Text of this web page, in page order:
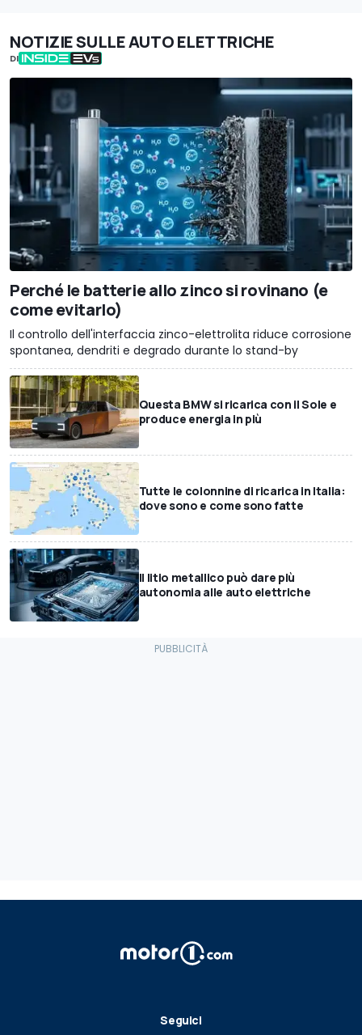
NOTIZIE SULLE AUTO ELETTRICHE
DI
Perché le batterie allo zinco si rovinano (e
come evitarlo)
Il controllo dell'interfaccia zinco-elettrolita riduce corrosione
spontanea, dendriti e degrado durante lo stand-by
Questa BMW si ricarica con il Sole e
produce energia in più
Tutte le colonnine di ricarica in Italia:
dove sono e come sono fatte
Il litio metallico può dare più
autonomia alle auto elettriche
Seguici